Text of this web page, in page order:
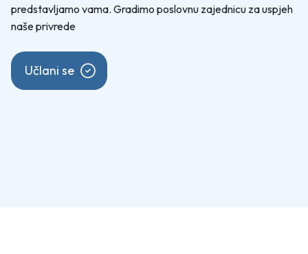
predstavljamo vama. Gradimo poslovnu zajednicu za uspjeh
naše privrede
Učlani se